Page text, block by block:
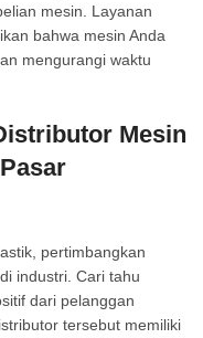
mesin. Layanan
bahwa mesin Anda
mengurangi waktu
Mesin
pertimbangkan
industri. Cari tahu
dari pelanggan
tersebut memiliki